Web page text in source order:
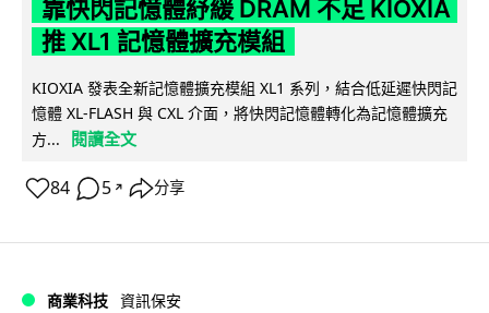
靠快閃記憶體紓緩 DRAM 不足 KIOXIA
推 XL1 記憶體擴充模組
KIOXIA 發表全新記憶體擴充模組 XL1 系列，結合低延遲快閃記
憶體 XL-FLASH 與 CXL 介面，將快閃記憶體轉化為記憶體擴充
方...
閱讀全文
84 5 ↗ 分享
商業科技 資訊保安